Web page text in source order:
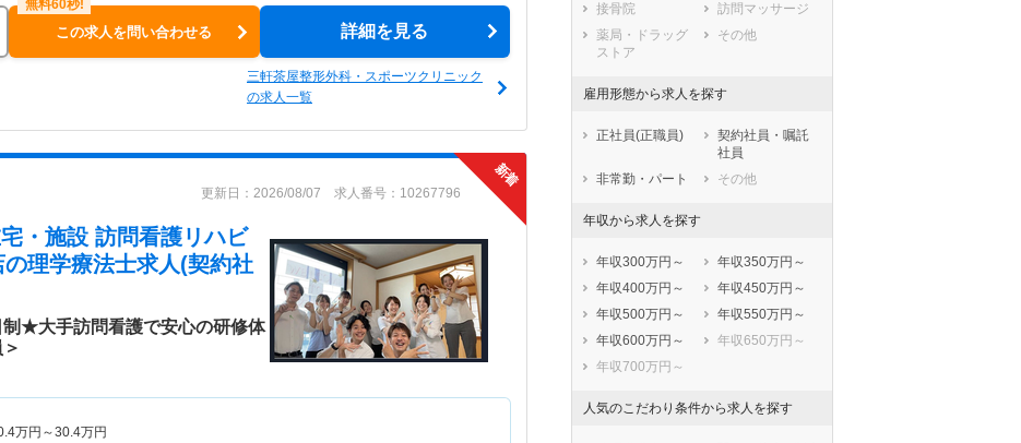
この求人を問い合わせる 詳細を見る
三軒茶屋整形外科・スポーツクリニック
の求人一覧
更新日：2026/08/07 求人番号：10267796
・施設 訪問看護リハビ
の理学療法士求人(契約社
制★大手訪問看護で安心の研修体
万円～30.4万円
広島県
山口県
徳島県
香川県
愛媛県
熊本県
大分県
接骨院
訪問マッサージ
薬局・ドラッグ
ストア
その他
雇用形態から求人を探す
正社員(正職員)
契約社員・嘱託
社員
非常勤・パート
その他
年収から求人を探す
年収300万円～
年収350万円～
年収400万円～
年収450万円～
年収500万円～
年収550万円～
年収600万円～
年収650万円～
年収700万円～
人気のこだわり条件から求人を探す